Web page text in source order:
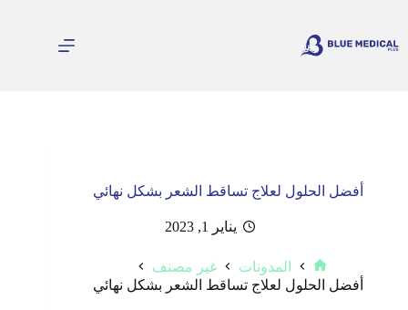
المحتوى
أفضل الحلول لعلاج تساقط الشعر بشكل نهائي
يناير 1, 2023
الرئيسية
المدونات
غير مصنف
أفضل الحلول لعلاج تساقط الشعر بشكل نهائي